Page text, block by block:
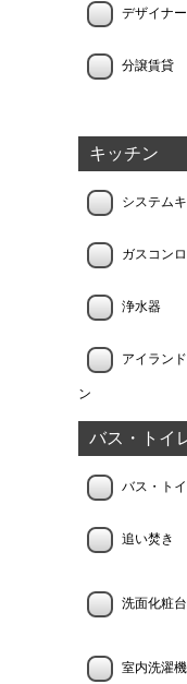
デザイナ
分譲賃貸
キッチン
システム
ガスコンロ
浄水器
アイラン
ン
バス・トイ
バス・トイ
追い焚き
洗面化粧
室内洗濯